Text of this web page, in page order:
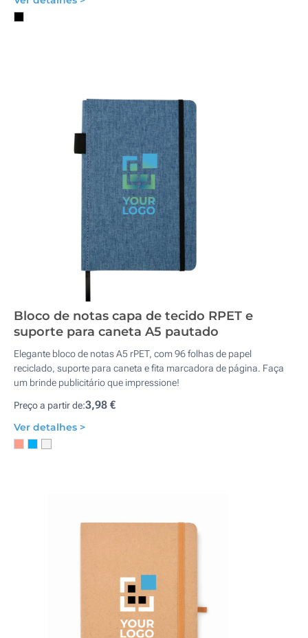
Bloco de notas capa de tecido RPET e
suporte para caneta A5 pautado
Elegante bloco de notas A5 rPET, com 96 folhas de papel
reciclado, suporte para caneta e fita marcadora de página. Faça
um brinde publicitário que impressione!
Preço a partir de:3,98 €
Ver detalhes >